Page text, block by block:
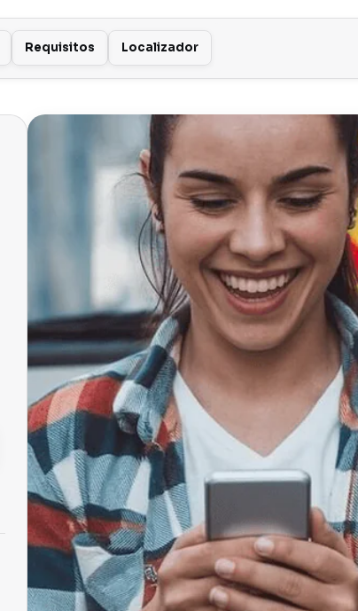
Requisitos Localizador